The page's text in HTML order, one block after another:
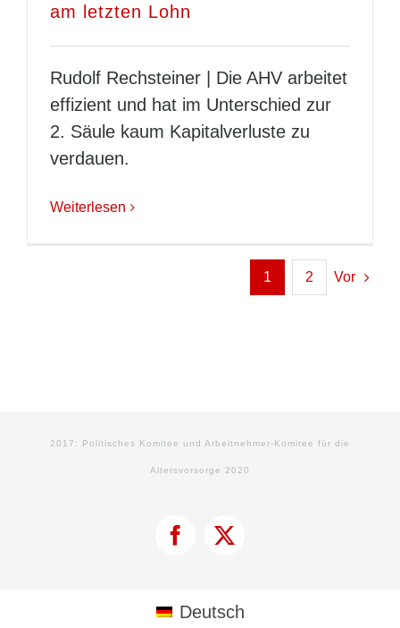
am letzten Lohn
Rudolf Rechsteiner | Die AHV arbeitet
effizient und hat im Unterschied zur
2. Säule kaum Kapitalverluste zu
verdauen.
Weiterlesen
1 2 Vor
2017: Politisches Komitee und Arbeitnehmer-Komitee für die
Altersvorsorge 2020
Facebook
X
Deutsch